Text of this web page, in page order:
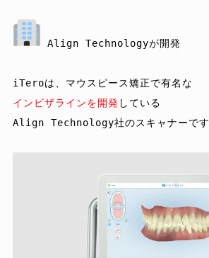
Align Technologyが開発
インビザラインを開発 している
Align Technology社のスキャナーです